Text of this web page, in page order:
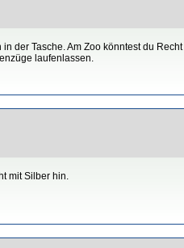
der Tasche. Am Zoo könntest du
laufenlassen.
mit Silber hin.